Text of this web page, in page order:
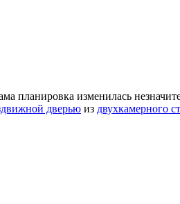
планировка изменилась
дверью из двухкамерного